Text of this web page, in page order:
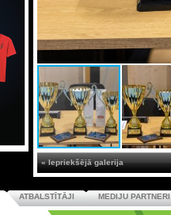
« Iepriekšējā galerija
ATBALSTĪTĀJI MEDIJU PARTNERI